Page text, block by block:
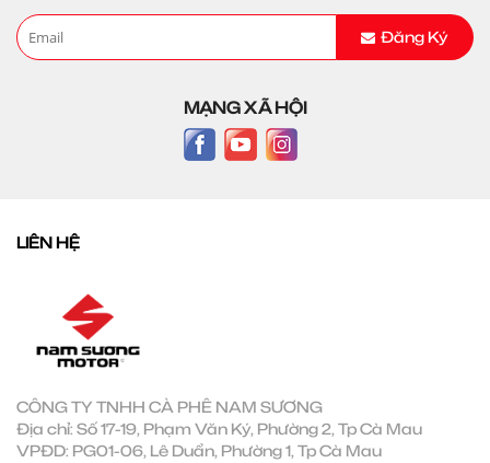
Đăng Ký
MẠNG XÃ HỘI
LIÊN HỆ
CÔNG TY TNHH CÀ PHÊ NAM SƯƠNG
Địa chỉ: Số 17-19, Phạm Văn Ký, Phường 2, Tp Cà Mau
VPĐD: PG01-06, Lê Duẩn, Phường 1, Tp Cà Mau